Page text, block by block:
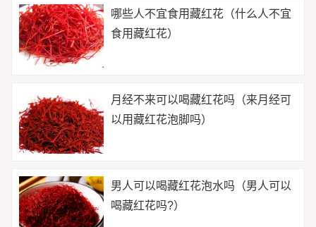
哪些人不宜食用藏红花（什么人不宜
食用藏红花）
月经不来可以喝藏红花吗（来月经可
以用藏红花泡脚吗）
男人可以喝藏红花泡水吗（男人可以
喝藏红花吗?）